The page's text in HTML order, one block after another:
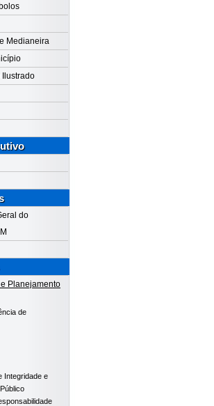
Medianeira
Ilustrado
do
Planejamento
de
Integridade e